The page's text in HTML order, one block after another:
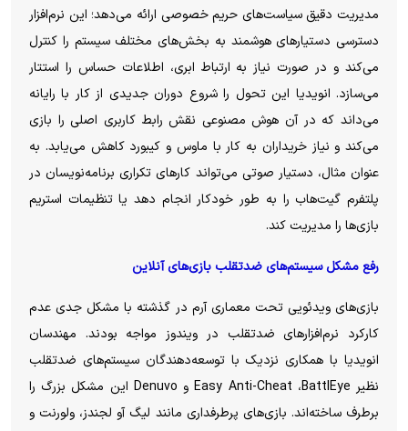
مدیریت دقیق سیاست‌های حریم خصوصی ارائه می‌دهد؛ این نرم‌افزار
دسترسی دستیار‌های هوشمند به بخش‌های مختلف سیستم را کنترل
می‌کند و در صورت نیاز به ارتباط ابری، اطلاعات حساس را استتار
می‌سازد. انویدیا این تحول را شروع دوران جدیدی از کار با رایانه
می‌داند که در آن هوش مصنوعی نقش رابط کاربری اصلی را بازی
می‌کند و نیاز خریداران به کار با ماوس و کیبورد کاهش می‌یابد. به
عنوان مثال، دستیار صوتی می‌تواند کار‌های تکراری برنامه‌نویسان در
پلتفرم گیت‌هاب را به طور خودکار انجام دهد یا تنظیمات استریم
بازی‌ها را مدیریت کند.
رفع مشکل سیستم‌های ضدتقلب بازی‌های آنلاین
بازی‌های ویدئویی تحت معماری آرم در گذشته با مشکل جدی عدم
کارکرد نرم‌افزار‌های ضدتقلب در ویندوز مواجه بودند. مهندسان
انویدیا با همکاری نزدیک با توسعه‌دهندگان سیستم‌های ضدتقلب
نظیر Easy Anti-Cheat ،BattlEye و Denuvo این مشکل بزرگ را
برطرف ساخته‌اند. بازی‌های پرطرفداری مانند لیگ آو لجندز، ولورنت و